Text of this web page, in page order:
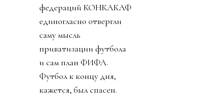
федераций КОНКАКАФ
единогласно отвергли
саму мысль
приватизации футбола
и сам план ФИФА.
Футбол к концу дня,
кажется, был спасен.